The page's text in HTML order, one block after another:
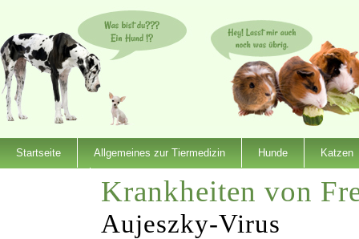
Startseite Allgemeines zur Tiermedizin Hunde Katzen
Krankheiten von
Aujeszky-Virus